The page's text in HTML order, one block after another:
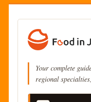
Your complete
regional